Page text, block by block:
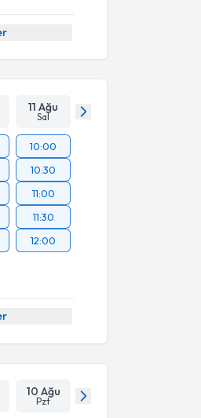
11 Ağu
Sal
10:00
10:30
11:00
11:30
12:00
10 Ağu
Pzt